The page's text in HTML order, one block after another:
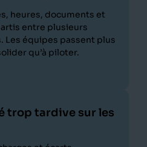
heures, documents et
entre plusieurs
Les équipes passent plus
qu’à piloter.
trop tardive sur les